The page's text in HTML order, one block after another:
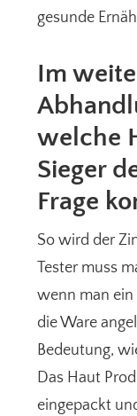
gesunde
Im
welche
Sieger
Frage
So wird der
Tester muss
wenn man
die Ware
Bedeutung,
Das Haut
eingepackt